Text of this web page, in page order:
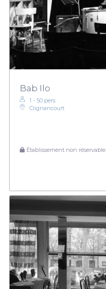
Bab Ilo
1 - 50 pers.
Clignancourt
Établissement non réservable